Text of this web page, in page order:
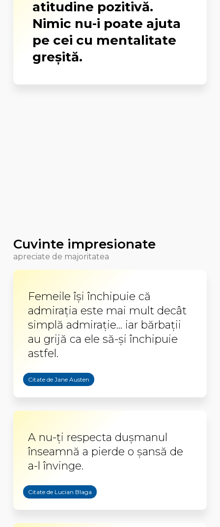
atitudine pozitivă.
Nimic nu-i poate ajuta
pe cei cu mentalitate
greșită.
Cuvinte impresionate
apreciate de majoritatea
Femeile îşi închipuie că
admiraţia este mai mult decât
simplă admiraţie... iar bărbaţii
au grijă ca ele să-şi închipuie
astfel.
Citate de Jane Austen
A nu-ţi respecta duşmanul
înseamnă a pierde o şansă de
a-l învinge.
Citate de Lucian Blaga